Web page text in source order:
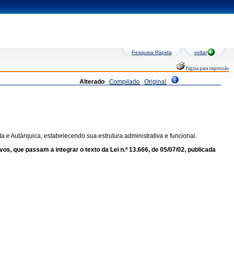
Pesquisa Rápida voltar
Página para impressão
Alterado Compilado Original
e Autárquica, estabelecendo sua estrutura administrativa e funcional.
que passam a integrar o texto da Lei n.º 13.666, de 05/07/02, publicada